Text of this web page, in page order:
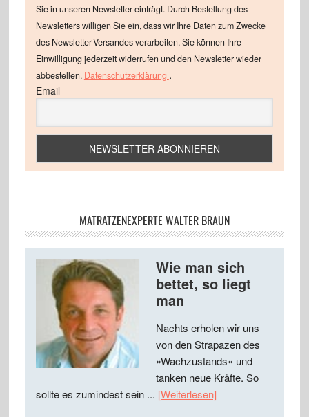
Sie in unseren Newsletter einträgt. Durch Bestellung des
Newsletters willigen Sie ein, dass wir Ihre Daten zum Zwecke
des Newsletter-Versandes verarbeiten. Sie können Ihre
Einwilligung jederzeit widerrufen und den Newsletter wieder
abbestellen. Datenschutzerklärung .
Email
MATRATZENEXPERTE WALTER BRAUN
Wie man sich
bettet, so liegt
man
Nachts erholen wir uns
von den Strapazen des
»Wachzustands« und
tanken neue Kräfte. So
sollte es zumindest sein ... [Weiterlesen]